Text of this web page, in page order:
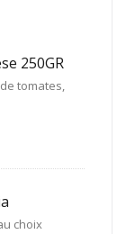
250GR
tomates,
choix